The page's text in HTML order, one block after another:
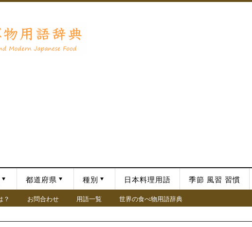
都道府県 種別 日本料理用語 季節 風習 習慣
？ お問合わせ 用語一覧 世界の食べ物用語辞典